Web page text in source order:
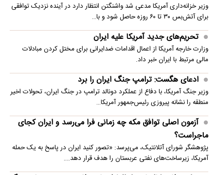
وزیر خزانه‌داری آمریکا مدعی شد واشنگتن انتظار دارد در آینده نزدیک توافقی
برای آتش‌بس ۳۰ تا ۶۰ روزه حاصل شود و با…
تحریم‌های جدید آمریکا علیه ایران
وزارت خارجه آمریکا از اعمال اقدامات ضدایرانی برای مختل کردن مبادلات
مالی مرتبط با ایران خبر داد.
ادعای هگست: ترامپ جنگ ایران را برد
وزیر جنگ آمریکا، با دفاع از عملکرد دونالد ترامپ در جنگ ایران، تحولات اخیر
منطقه را نشانه پیروزی رئیس‌جمهور آمریکا…
آزمون اصلی توافق مکه چه زمانی فرا می‌رسد و ایران کجای
ماجراست؟
پژوهشگر شورای آتلانتیک، می‌پرسد: «تصور کنید ایران در پاسخ به یک حمله
آمریکا، زیرساخت‌های نفتی عربستان را هدف قرار دهد.…